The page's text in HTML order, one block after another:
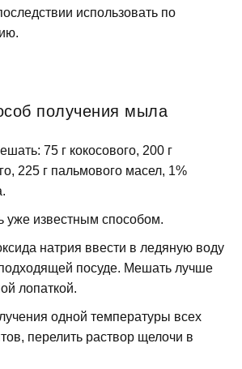
использовать по
получения мыла
75 г кокосового, 200 г
225 г пальмового масел, 1%
уже известным способом.
натрия ввести в ледяную воду
посуде. Мешать лучше
лопаткой.
одной температуры всех
перелить раствор щелочи в